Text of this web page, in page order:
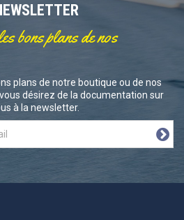
bons plans de nos
plans de notre boutique ou de nos
désirez de la documentation sur
à la newsletter.